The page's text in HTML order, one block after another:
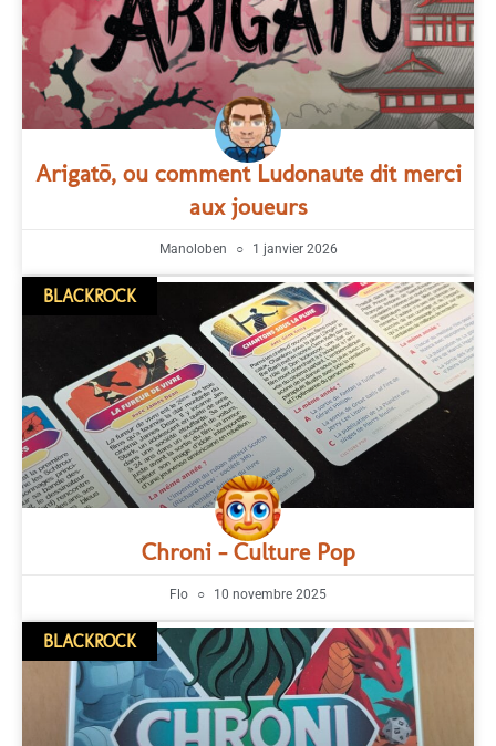
Arigatō, ou comment Ludonaute dit merci
aux joueurs
Manoloben 1 janvier 2026
BLACKROCK
Chroni – Culture Pop
Flo 10 novembre 2025
BLACKROCK